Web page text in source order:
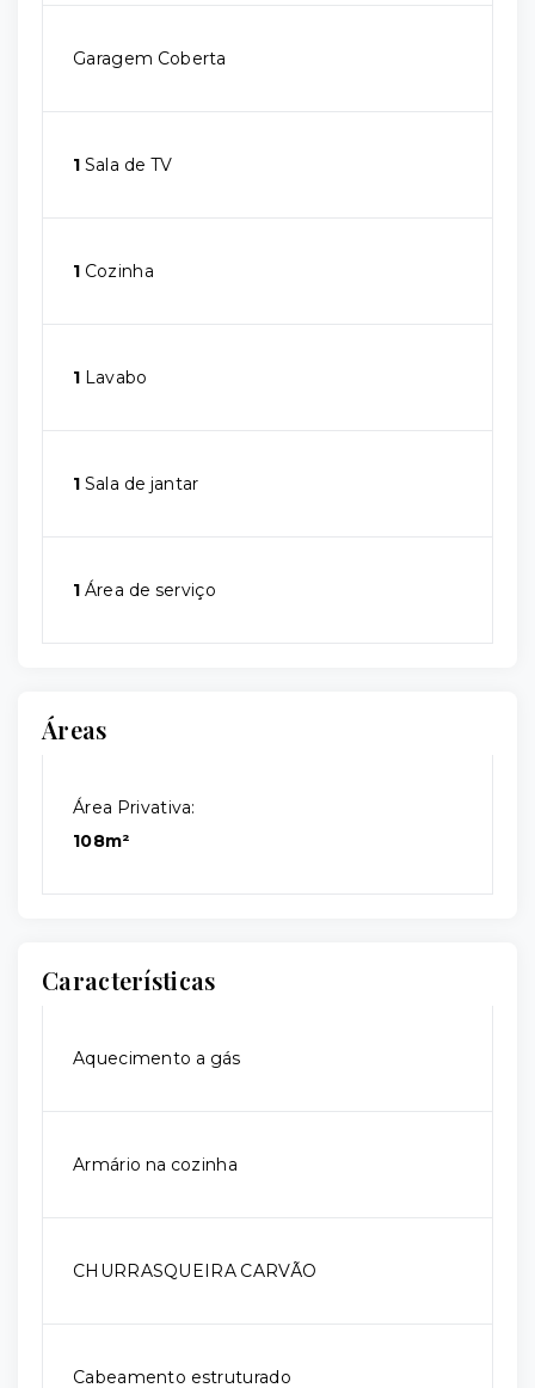
Garagem Coberta
1 Sala de TV
1 Cozinha
1 Lavabo
1 Sala de jantar
1 Área de serviço
Áreas
Área Privativa:
108m²
Características
Aquecimento a gás
Armário na cozinha
CHURRASQUEIRA CARVÃO
Cabeamento estruturado